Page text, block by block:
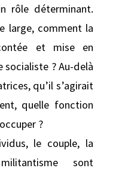
rôle déterminant.
large, comment la
et mise en
socialiste ? Au-delà
qu’il s’agirait
quelle fonction
?
le couple, la
sont